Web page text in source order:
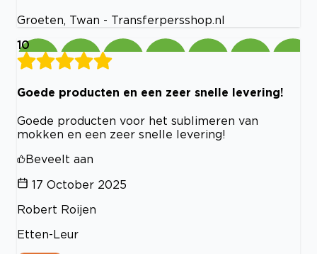
Groeten, Twan - Transferpersshop.nl
10
Goede producten en een zeer snelle levering!
Goede producten voor het sublimeren van
mokken en een zeer snelle levering!
Beveelt aan
17 October 2025
Robert Roijen
Etten-Leur